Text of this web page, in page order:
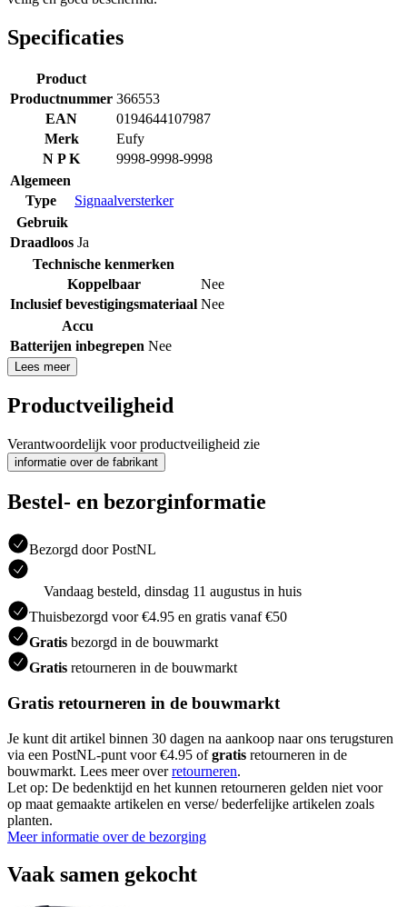
Specificaties
Product
Productnummer 366553
EAN
0194644107987
Merk
Eufy
N P K
9998-9998-9998
Algemeen
Type
Signaalversterker
Gebruik
Draadloos Ja
Technische kenmerken
Koppelbaar
Nee
Inclusief bevestigingsmateriaal Nee
Accu
Batterijen inbegrepen Nee
Lees meer
Productveiligheid
Verantwoordelijk voor productveiligheid zie
informatie over de fabrikant
Bestel- en bezorginformatie
Bezorgd door PostNL
Vandaag besteld, dinsdag 11 augustus in huis
Thuisbezorgd voor €4.95 en gratis vanaf €50
Gratis bezorgd in de bouwmarkt
Gratis retourneren in de bouwmarkt
Gratis retourneren in de bouwmarkt
Je kunt dit artikel binnen 30 dagen na aankoop naar ons terugsturen
via een PostNL-punt voor €4.95 ofgratis retourneren in de
bouwmarkt. Lees meer overretourneren.
Let op: De bedenktijd en het kunnen retourneren gelden niet voor
op maat gemaakte artikelen en verse/ bederfelijke artikelen zoals
planten.
Meer informatie over de bezorging
Vaak samen gekocht